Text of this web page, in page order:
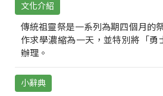
文化介紹
傳統祖靈祭是一系列為期四個月的
作求學濃縮為一天，並特別將「勇
辦理。
小辭典